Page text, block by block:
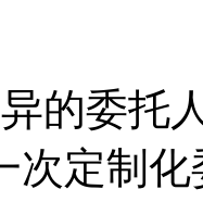
的委托
次定制